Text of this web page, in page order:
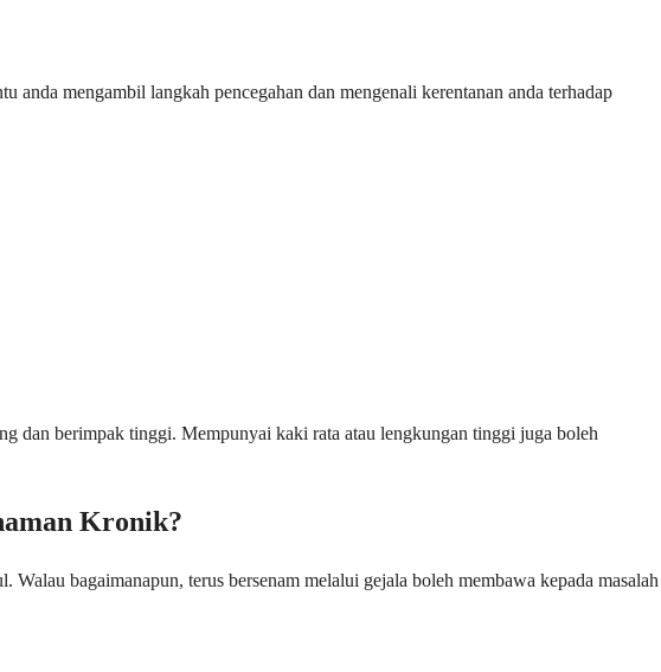
mengambil langkah pencegahan dan mengenali kerentanan anda terhadap
dan berimpak tinggi. Mempunyai kaki rata atau lengkungan tinggi juga boleh
Kronik?
bagaimanapun, terus bersenam melalui gejala boleh membawa kepada masalah